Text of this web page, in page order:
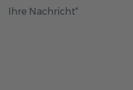
Ihre Nachricht*